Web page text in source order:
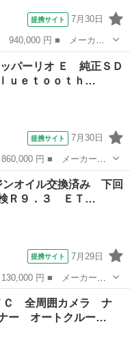
提携サイト 7月30日
ド名： Ｘ ナビ フル
検付き スマートキー
ッパーリオ Ｅ 純正ＳＤ
ｕｅｔｏｏｔｈ…
提携サイト 7月30日
パーリオ ■ グレード
ｅｔｏｏｔｈ対応） バ
オイル交換済み 下回
Ｒ９．３ ＥＴ…
提携サイト 7月29日
名： Ｓ エンジンオイ
．３ ＥＴＣ ５０００
Ｃ 全周囲カメラ ナ
ー オートクルー…